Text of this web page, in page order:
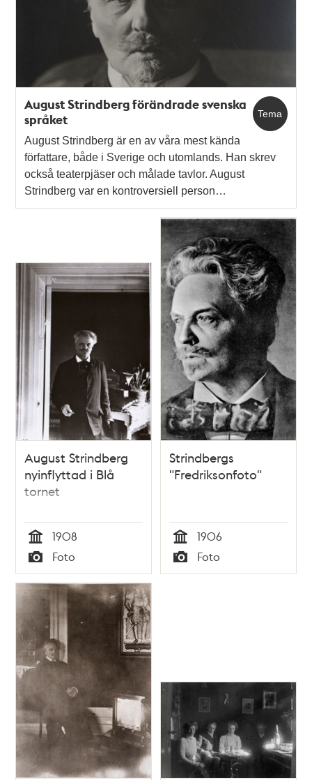
Tema
August Strindberg förändrade svenska
språket
August Strindberg är en av våra mest kända
författare, både i Sverige och utomlands. Han skrev
också teaterpjäser och målade tavlor. August
Strindberg var en kontroversiell person…
August Strindberg
nyinflyttad i Blå
tornet
Tid
1908
Typ
Foto
Strindbergs
"Fredriksonfoto"
Tid
1906
Typ
Foto